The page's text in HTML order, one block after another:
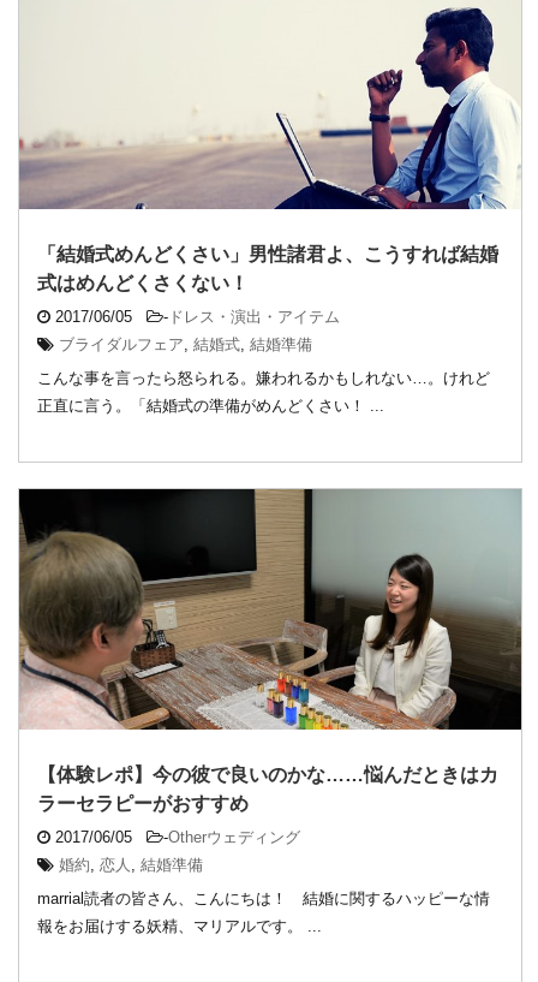
「結婚式めんどくさい」男性諸君よ、こうすれば結婚
式はめんどくさくない！
2017/06/05 - ドレス・演出・アイテム
ブライダルフェア, 結婚式, 結婚準備
こんな事を言ったら怒られる。嫌われるかもしれない…。けれど
正直に言う。「結婚式の準備がめんどくさい！ ...
【体験レポ】今の彼で良いのかな……悩んだときはカ
ラーセラピーがおすすめ
2017/06/05 -Otherウェディング
婚約, 恋人 , 結婚準備
marrial読者の皆さん、こんにちは！ 結婚に関するハッピーな情
報をお届けする妖精、マリアルです。 ...